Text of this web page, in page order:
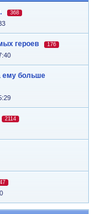
368
героев 176
ему больше
2114